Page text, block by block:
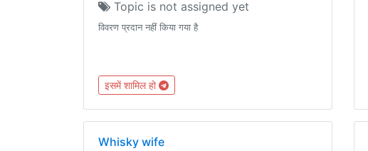
Topic is not assigned yet
विवरण प्रदान नहीं किया गया है
इसमें शामिल हो
Whisky wife